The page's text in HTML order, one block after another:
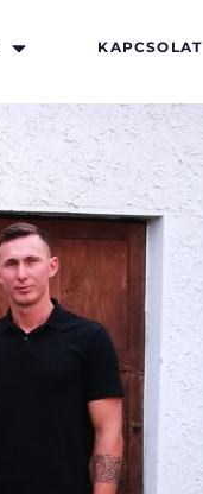
KAPCSOLAT